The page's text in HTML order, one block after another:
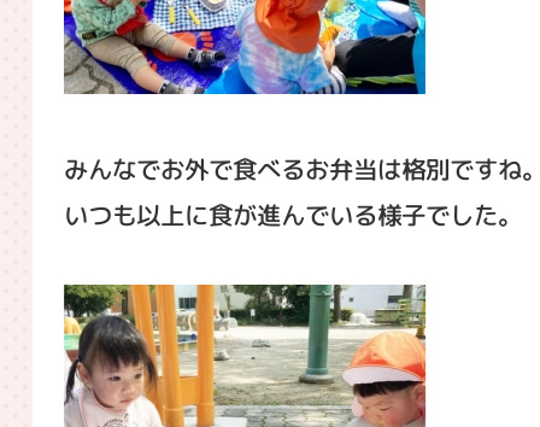
みんなでお外で食べるお弁当は格別ですね
いつも以上に食が進んでいる様子でした。